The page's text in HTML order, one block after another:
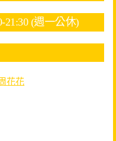
21:30 (週一公休)
花花